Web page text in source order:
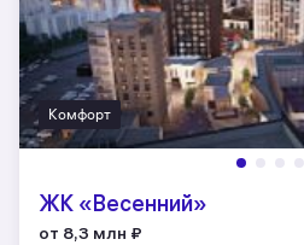
Комфорт
ЖК «Весенний»
от 8,3 млн ₽